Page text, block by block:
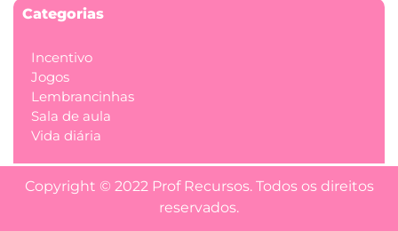
Categorias
Incentivo
Jogos
Lembrancinhas
Sala de aula
Vida diária
Copyright © 2022 Prof Recursos. Todos os direitos
reservados.